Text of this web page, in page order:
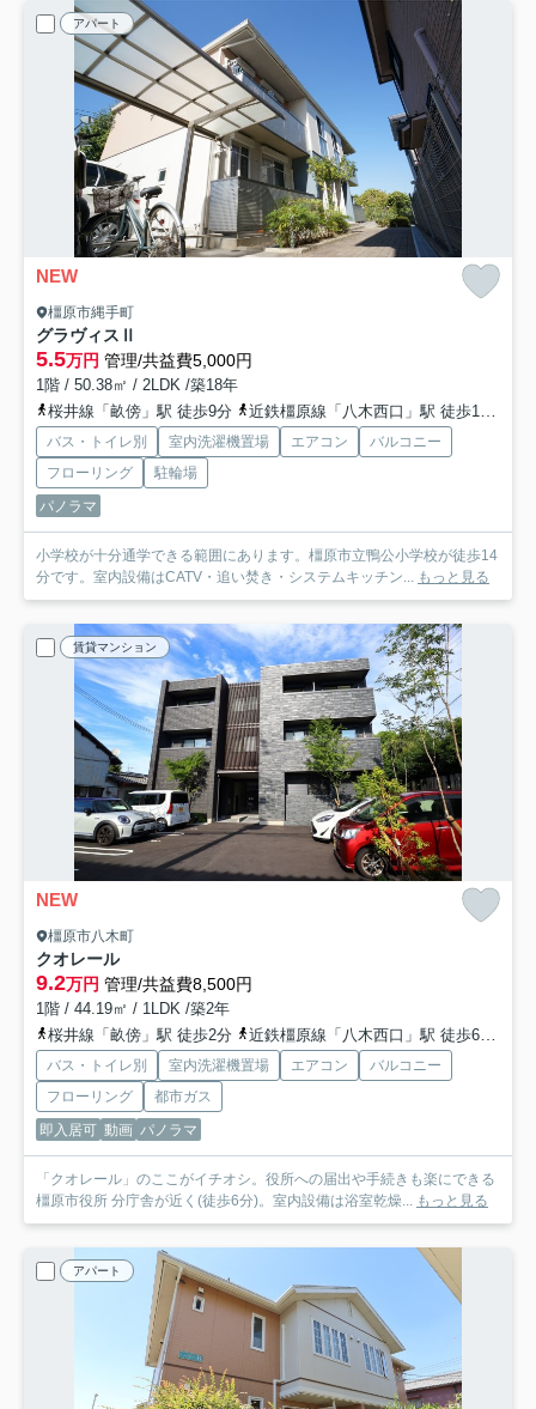
アパート
NEW
橿原市縄手町
グラヴィスⅡ
5.5万円 管理/共益費5,000円
1階 / 50.38㎡ / 2LDK /築18年
桜井線「畝傍」駅 徒歩9分
近鉄橿原線「八木西口」駅 徒歩13分
バス・トイレ別 室内洗濯機置場 エアコン
バルコニー
フローリング
駐輪場
パノラマ
小学校が十分通学できる範囲にあります。橿原市立鴨公小学校が徒歩14
分です。室内設備はCATV・追い焚き・システムキッチン... もっと見る
賃貸マンション
NEW
橿原市八木町
クオレール
9.2万円 管理/共益費8,500円
1階 / 44.19㎡ / 1LDK /築2年
桜井線「畝傍」駅 徒歩2分
近鉄橿原線「八木西口」駅 徒歩6分
バス・トイレ別 室内洗濯機置場 エアコン
バルコニー
フローリング
都市ガス
即入居可 動画 パノラマ
「クオレール」のここがイチオシ。役所への届出や手続きも楽にできる
橿原市役所 分庁舎が近く(徒歩6分)。室内設備は浴室乾燥... もっと見る
アパート